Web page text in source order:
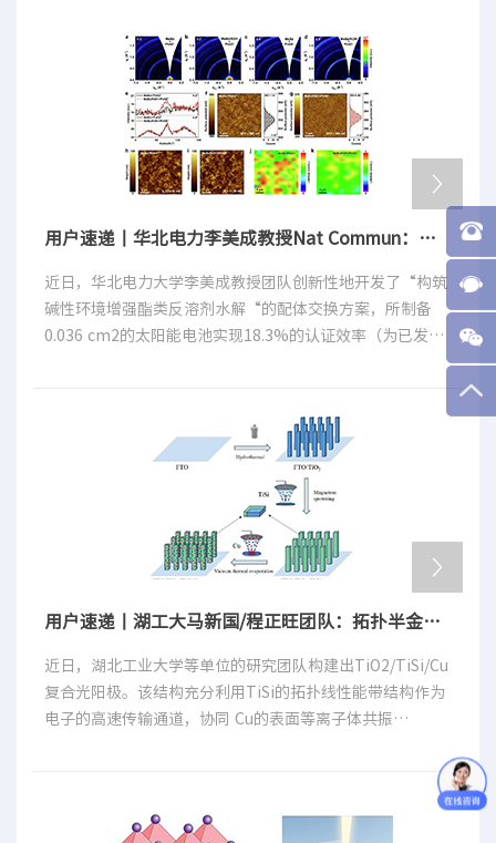
用户速递丨华北电力李美成教授Nat Commun：刷新量子点太阳能电池最高认证效率记录
近日，华北电力大学李美成教授团队创新性地开发了“构筑
碱性环境增强酯类反溶剂水解“的配体交换方案，所制备
0.036 cm2的太阳能电池实现18.3%的认证效率（为已发表
节材料表面化学性质上展现出普适性。
用户速递丨湖工大马新国/程正旺团队：拓扑半金属TiSi与等离子体Cu协同增强TiO2光电催化分解水性能
近日，湖北工业大学等单位的研究团队构建出TiO2/TiSi/Cu
复合光阳极。该结构充分利用TiSi的拓扑线性能带结构作为
电子的高速传输通道，协同 Cu的表面等离子体共振
延长载流子寿命，进而显著提升可见光驱动下的光电催化分